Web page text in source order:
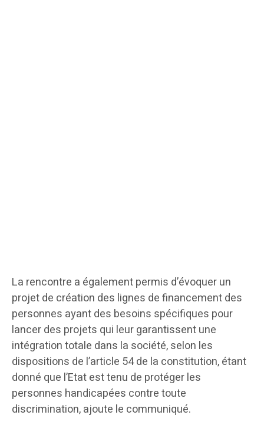
La rencontre a également permis d’évoquer un
projet de création des lignes de financement des
personnes ayant des besoins spécifiques pour
lancer des projets qui leur garantissent une
intégration totale dans la société, selon les
dispositions de l’article 54 de la constitution, étant
donné que l’Etat est tenu de protéger les
personnes handicapées contre toute
discrimination, ajoute le communiqué.